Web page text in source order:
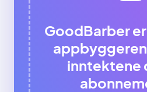
GoodBarber
inntektene